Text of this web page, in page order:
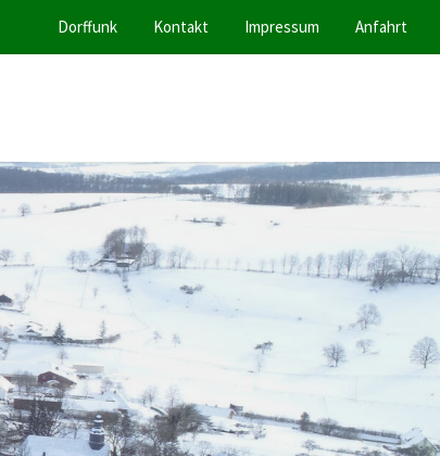
Dorffunk Kontakt Impressum Anfahrt